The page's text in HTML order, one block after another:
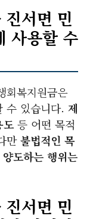
서면 민
사용할 수
회복지원금은
수 있습니다. 제
도등 어떤 목적
만불법적인 목
도하는 행위는
서면 민